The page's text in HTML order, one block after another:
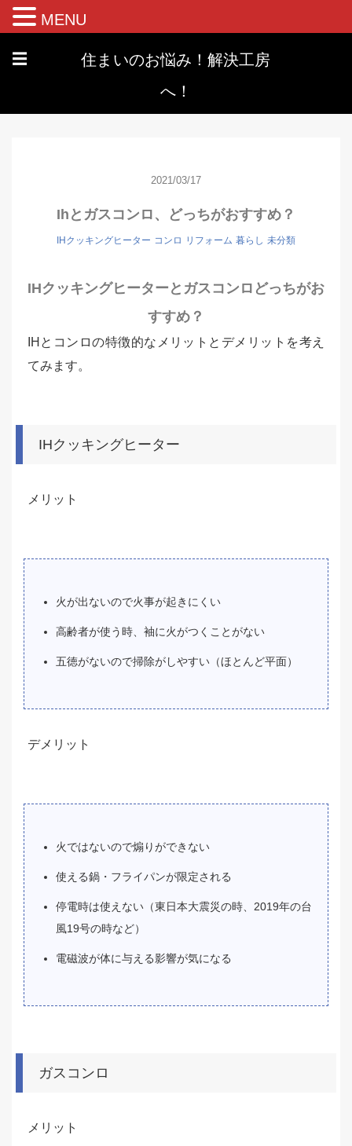
☰
住まいのお悩み！解決工房
へ！
2021/03/17
Ihとガスコンロ、どっちがおすすめ？
IHクッキングヒーター コンロ リフォーム 暮らし 未分類
IHクッキングヒーターとガスコンロどっちがお
すすめ？
IHとコンロの特徴的なメリットとデメリットを考え
てみます。
IHクッキングヒーター
メリット
火が出ないので火事が起きにくい
高齢者が使う時、袖に火がつくことがない
五徳がないので掃除がしやすい（ほとんど平面）
デメリット
火ではないので煽りができない
使える鍋・フライパンが限定される
停電時は使えない（東日本大震災の時、2019年の台
風19号の時など）
電磁波が体に与える影響が気になる
ガスコンロ
メリット
MENU